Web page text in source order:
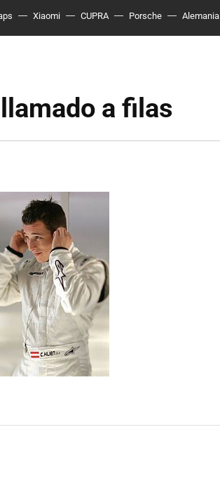
Xiaomi CUPRA Porsche Alemania
a filas